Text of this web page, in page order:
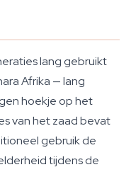
lang gebruikt
Afrika — lang
hoekje op het
van het zaad bevat
gebruik de
tijdens de